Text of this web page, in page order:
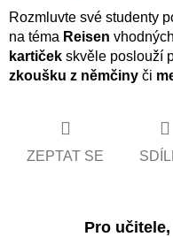
Rozmluvte své studenty
na téma Reisen
kartiček skvěle poslouží
zkoušku z němčiny či
ZEPTAT SE
Pro